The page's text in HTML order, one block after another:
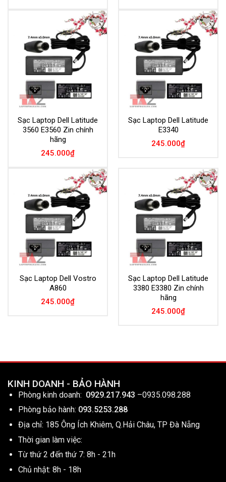
Add to
Wishlist
Sạc Laptop Dell Latitude
3560 E3560 Zin chính
hãng
245.000₫
Add to
Wishlist
Sạc Laptop Dell Latitude
E3340
245.000₫
Add to
Wishlist
Sạc Laptop Dell Vostro
A860
245.000₫
Add to
Wishlist
Sạc Laptop Dell Latitude
3380 E3380 Zin chính
hãng
245.000₫
KINH DOANH - BẢO HÀNH
Phòng kinh doanh: 0929.217.943 –0935.098.288
Phòng bảo hành: 093.5253.288
Địa chỉ: 185 Ông Ích Khiêm, Q.Hải Châu, TP Đà Nẵng
Thời gian làm việc:
Từ thứ 2 đến thứ 7: 8h - 21h
Chủ nhật: 8h - 18h